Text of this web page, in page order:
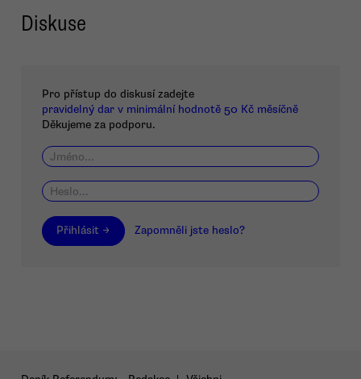
Diskuse
Pro přístup do diskusí zadejte
pravidelný dar v minimální hodnotě 50 Kč měsíčně
Děkujeme za podporu.
Přihlásit → Zapomněli jste heslo?